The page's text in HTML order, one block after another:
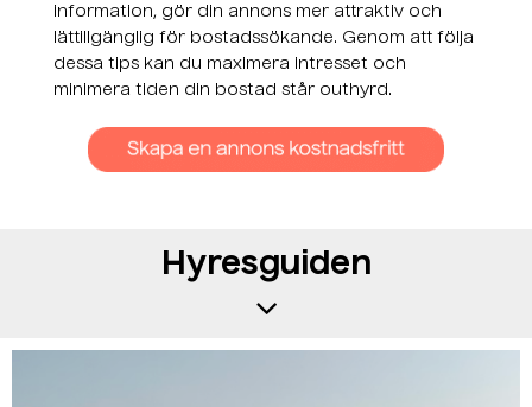
information, gör din annons mer attraktiv och
lättillgänglig för bostadssökande. Genom att följa
dessa tips kan du maximera intresset och
minimera tiden din bostad står outhyrd.
Hyresguiden